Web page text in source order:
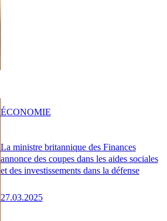
La ministre britannique des Finances
annonce des coupes dans les aides sociales
et des investissements dans la défense
27.03.2025
ÉCONOMIE